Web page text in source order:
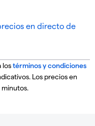
en directo de
lostérminos y condiciones
Los precios en